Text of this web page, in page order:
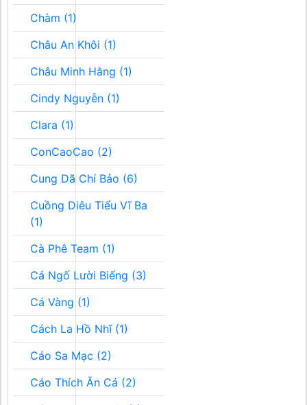
Chàm (1)
Châu An Khôi (1)
Châu Minh Hằng (1)
Cindy Nguyễn (1)
Clara (1)
ConCaoCao (2)
Cung Dã Chí Bảo (6)
Cuồng Diêu Tiểu Vĩ Ba
(1)
Cà Phê Team (1)
Cá Ngố Lười Biếng (3)
Cá Vàng (1)
Cách La Hồ Nhĩ (1)
Cáo Sa Mạc (2)
Cáo Thích Ăn Cá (2)